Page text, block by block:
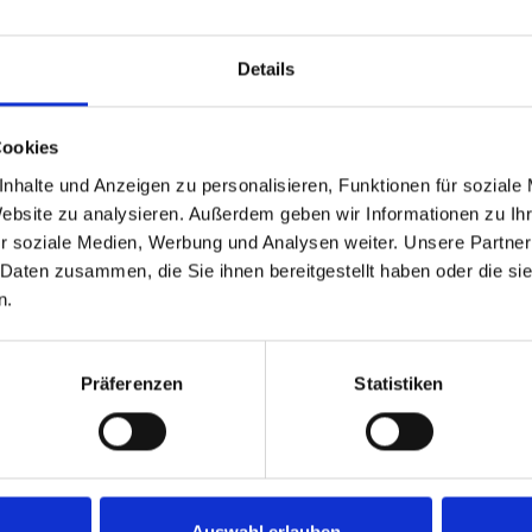
Details
und Anzeigen zu personalisieren, Funktionen für soziale
zu analysieren. Außerdem geben wir Informationen zu
soziale Medien, Werbung und Analysen weiter. Unsere
zusammen, die Sie ihnen bereitgestellt haben oder die
Präferenzen Statistiken